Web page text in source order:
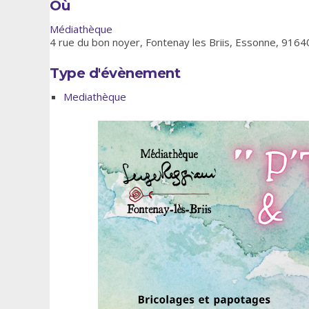
Où
Médiathèque
4 rue du bon noyer, Fontenay les Briis, Essonne,
Type d'évènement
Mediathèque